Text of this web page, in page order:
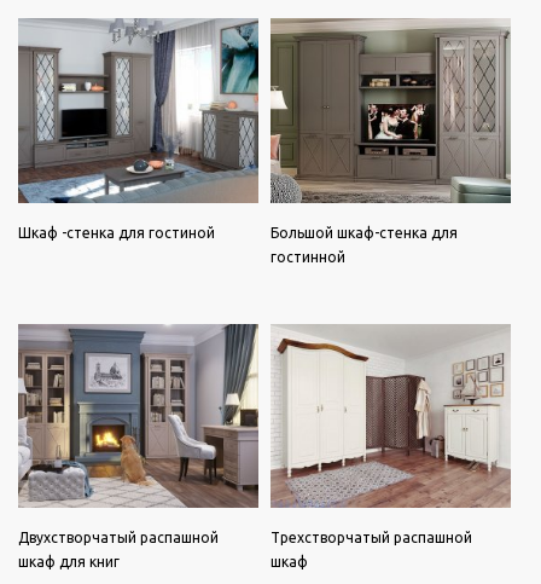
Шкаф -стенка для гостиной
Большой шкаф-стенка для
гостинной
Двухстворчатый распашной
шкаф для книг
Трехстворчатый распашной
шкаф